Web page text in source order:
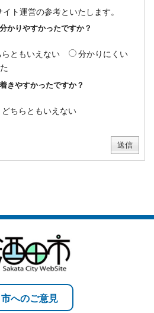
ト運営の参考といたします。
かりやすかったですか？
らともいえない
分かりにくい
きやすかったですか？
どちらともいえない
市へのご意見